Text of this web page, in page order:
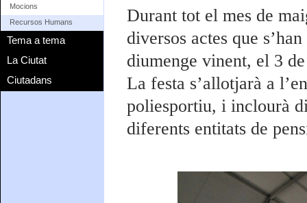
Mocions
Recursos Humans
Tema a tema
La Ciutat
Ciutadans
Durant tot el mes de
diversos actes que
diumenge vinent, el 3
La festa s’allotjarà a
poliesportiu, i inclourà
diferents entitats de